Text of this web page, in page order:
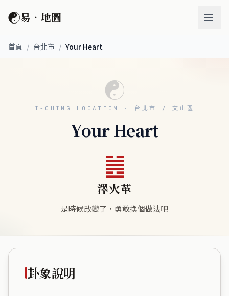
☯易．地圖
首頁 / 台北市 / Your Heart
☯
I-CHING LOCATION · 台北市 / 文山區
Your Heart
䷰
澤火革
是時候改變了，勇敢換個做法吧
卦象說明